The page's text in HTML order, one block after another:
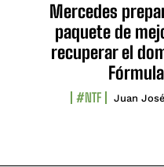
Mercedes
paquete de
recuperar el
Fórmula
#NTF Juan